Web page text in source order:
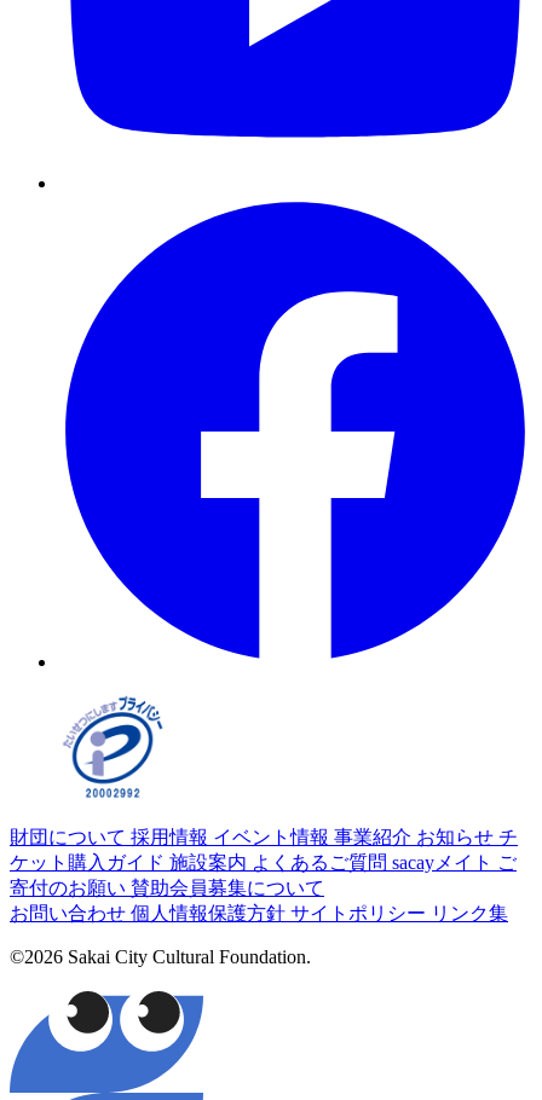
財団について 採用情報 イベント情報 事業紹介 お知らせ チ
ケット購入ガイド 施設案内 よくあるご質問 sacayメイト ご
寄付のお願い 賛助会員募集について
お問い合わせ 個人情報保護方針 サイトポリシー リンク集
©2026 Sakai City Cultural Foundation.